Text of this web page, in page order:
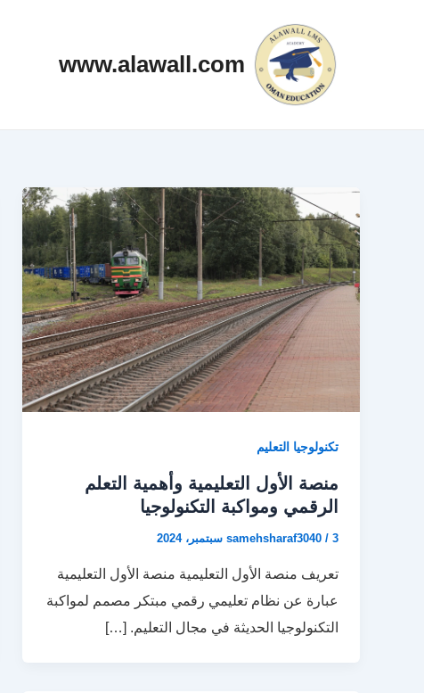
www.alawall.com
تكنولوجيا التعليم
منصة الأول التعليمية وأهمية التعلم
الرقمي ومواكبة التكنولوجيا
samehsharaf3040 / 3 سبتمبر، 2024
تعريف منصة الأول التعليمية منصة الأول التعليمية
عبارة عن نظام تعليمي رقمي مبتكر مصمم لمواكبة
التكنولوجيا الحديثة في مجال التعليم. […]
pagination